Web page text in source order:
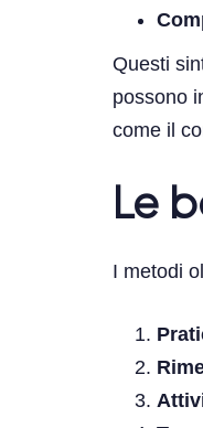
Questi
possono
come il
Le
I metodi